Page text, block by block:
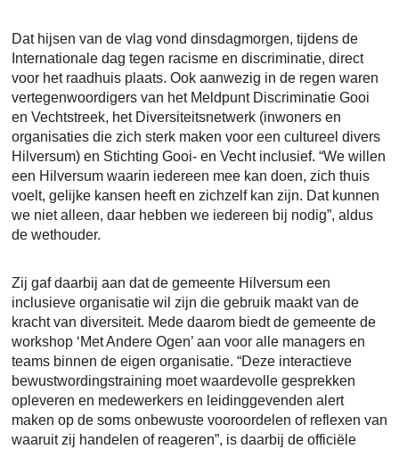
Dat hijsen van de vlag vond dinsdagmorgen, tijdens de
Internationale dag tegen racisme en discriminatie, direct
voor het raadhuis plaats. Ook aanwezig in de regen waren
vertegenwoordigers van het Meldpunt Discriminatie Gooi
en Vechtstreek, het Diversiteitsnetwerk (inwoners en
organisaties die zich sterk maken voor een cultureel divers
Hilversum) en Stichting Gooi- en Vecht inclusief. “We willen
een Hilversum waarin iedereen mee kan doen, zich thuis
voelt, gelijke kansen heeft en zichzelf kan zijn. Dat kunnen
we niet alleen, daar hebben we iedereen bij nodig”, aldus
de wethouder.
Zij gaf daarbij aan dat de gemeente Hilversum een
inclusieve organisatie wil zijn die gebruik maakt van de
kracht van diversiteit. Mede daarom biedt de gemeente de
workshop ‘Met Andere Ogen’ aan voor alle managers en
teams binnen de eigen organisatie. “Deze interactieve
bewustwordingstraining moet waardevolle gesprekken
opleveren en medewerkers en leidinggevenden alert
maken op de soms onbewuste vooroordelen of reflexen van
waaruit zij handelen of reageren”, is daarbij de officiële